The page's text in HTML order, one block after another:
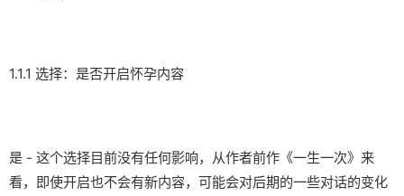
1.1.1 选择：是否开启怀孕内容
是 - 这个选择目前没有任何影响，从作者前作《一生一次》来
看，即使开启也不会有新内容，可能会对后期的一些对话的变化